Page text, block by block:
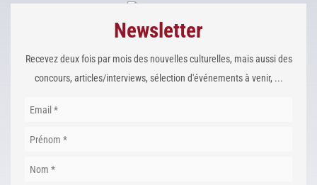
Newsletter
Recevez deux fois par mois des nouvelles culturelles, mais aussi des
concours, articles/interviews, sélection d'événements à venir, ...